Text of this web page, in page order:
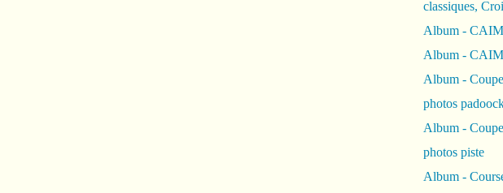
classiques,
Album -
Album -
Album -
photos
Album -
photos piste
Album -